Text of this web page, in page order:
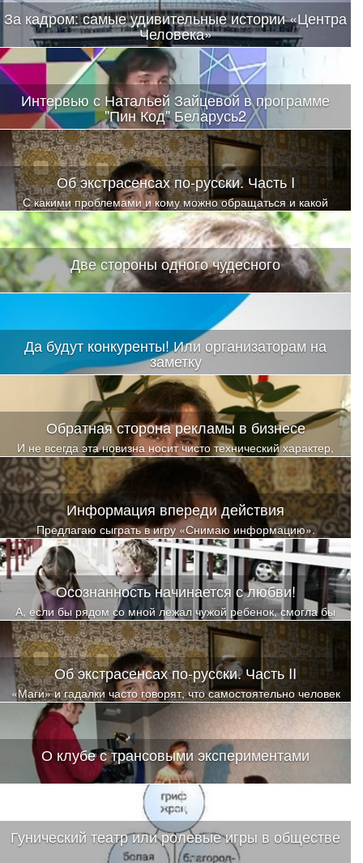
За кадром: самые удивительные истории «Центра
Человека»
Интервью с Натальей Зайцевой в программе
"Пин Код" Беларусь2
Об экстрасенсах по-русски. Часть I
С какими проблемами и кому можно обращаться и какой
помощи ожидать?
Две стороны одного чудесного
Да будут конкуренты! Или организаторам на
заметку
В связи с чем и родилась идея поделиться опытом, чтобы была
возможность избежать «граблей» и попаданий на этапе
организации семинаров
Обратная сторона рекламы в бизнесе
И не всегда эта новизна носит чисто технический характер,
иногда психологическая составляющая становится решающей
при выборе того или иного товара
Информация впереди действия
Предлагаю сыграть в игру «Снимаю информацию».
Осознанность начинается с любви!
А, если бы рядом со мной лежал чужой ребенок, смогла бы
так? Так глубоко и искренне, от всего сердца любить?
Об экстрасенсах по-русски. Часть II
«Маги» и гадалки часто говорят, что самостоятельно человек
не может справиться с «порчами и проклятьями», а ритуалы у
обычного человека действовать не будут. Так ли это?
О клубе с трансовыми экспериментами
Гунический театр или ролевые игры в обществе